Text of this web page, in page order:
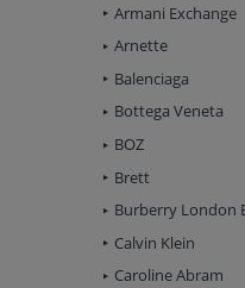
Armani Exchange
Arnette
Balenciaga
Bottega Veneta
BOZ
Brett
Burberry London
Calvin Klein
Caroline Abram